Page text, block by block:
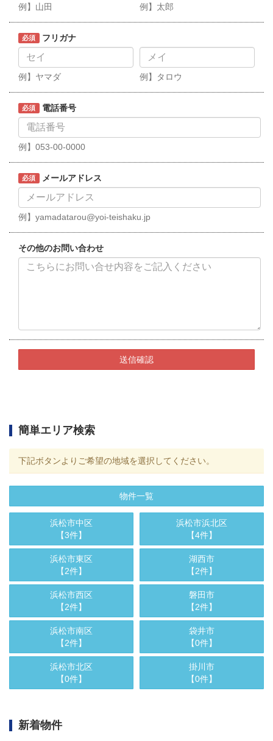
例】山田 例】太郎
必須 フリガナ
例】ヤマダ 例】タロウ
必須 電話番号
例】053-00-0000
必須 メールアドレス
例】yamadatarou@yoi-teishaku.jp
その他のお問い合わせ
簡単エリア検索
下記ボタンよりご希望の地域を選択してください。
物件一覧
浜松市中区
【3件】
浜松市東区
【2件】
浜松市西区
【2件】
浜松市南区
【2件】
浜松市北区
【0件】
浜松市浜北区
【4件】
湖西市
【2件】
磐田市
【2件】
袋井市
【0件】
掛川市
【0件】
新着物件